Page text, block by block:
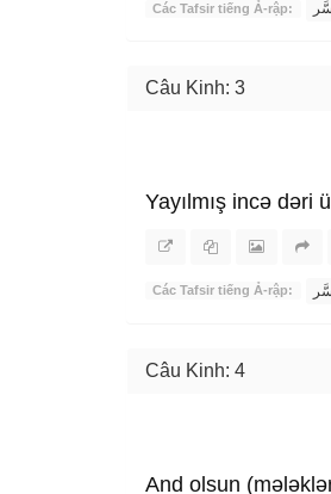
Các Tafsir tiếng Ả-rập:
Câu Kinh: 3
Yayılmış incə dəri
Các Tafsir tiếng Ả-rập:
Câu Kinh: 4
And olsun